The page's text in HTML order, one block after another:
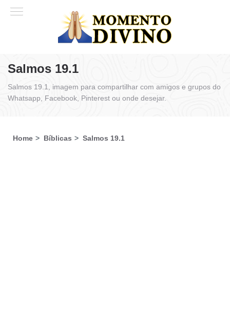
Salmos 19.1
Salmos 19.1, imagem para compartilhar com amigos e grupos do
Whatsapp, Facebook, Pinterest ou onde desejar.
Home Bíblicas Salmos 19.1